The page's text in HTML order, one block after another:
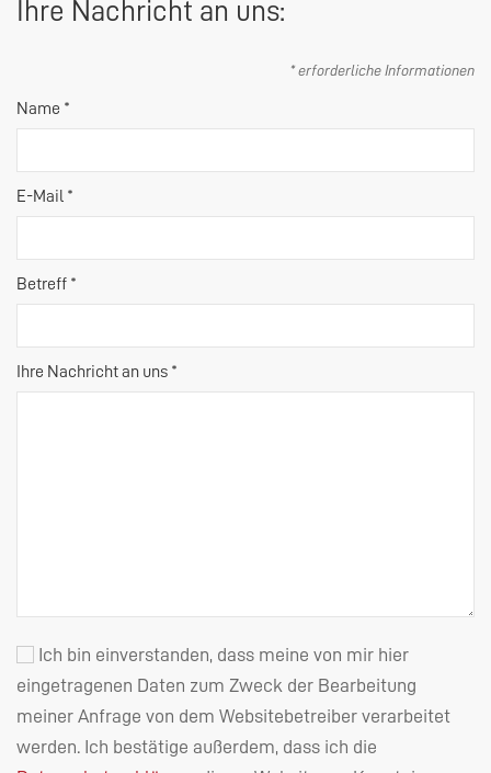
Ihre Nachricht an uns:
* erforderliche Informationen
Name *
E-Mail *
Betreff *
Ihre Nachricht an uns *
Ich bin einverstanden, dass meine von mir hier
eingetragenen Daten zum Zweck der Bearbeitung
meiner Anfrage von dem Websitebetreiber verarbeitet
werden. Ich bestätige außerdem, dass ich die